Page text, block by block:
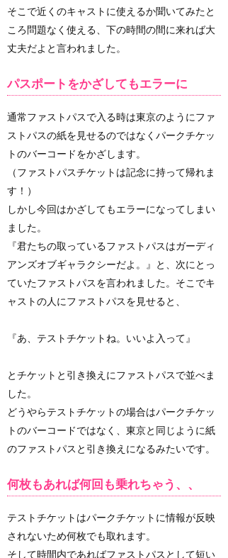
そこで近くのキャストに使えるか聞いてみたと
ころ問題なく使える、下の時間の間に来れば大
丈夫だよと言われました。
パスポートをかざしてもエラーに
通常ファストパスで入る時は東京のようにファ
ストパスの紙を見せるのではなくパークチケッ
トのバーコードをかざします。
（ファストパスチケットは記念に持って帰れま
す！）
しかし今回はかざしてもエラーになってしまい
ました。
『君たちの取っているファストパスはガーディ
アンズオブギャラクシーだよ。』と、次にとっ
ていたファストパスを言われました。そこでキ
ャストの人にファストパスを見せると、
『あ、テストチケットね。いいよ入って』
とチケットと引き換えにファストパスで並べま
した。
どうやらテストチケットの場合はパークチケッ
トのバーコードではなく、東京と同じように紙
のファストパスと引き換えになるみたいです。
何枚もあれば何回も乗れちゃう、、
テストチケットはパークチケットに情報が反映
されないため何枚でも取れます。
そして時間内であればファストパスとして短い